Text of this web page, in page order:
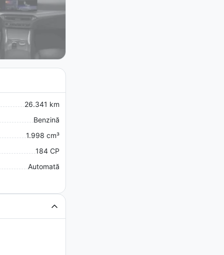
26.341 km
Benzină
1.998 cm³
184 CP
Automată